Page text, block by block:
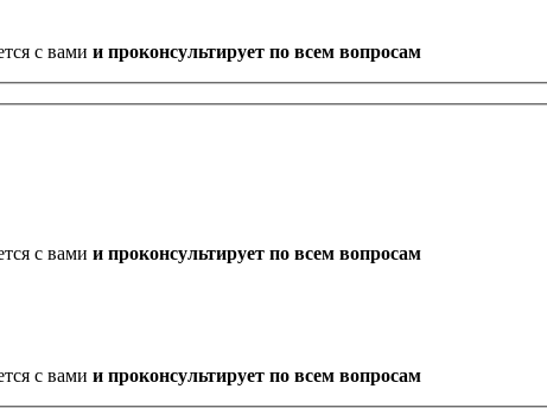
с вами и проконсультирует по всем вопросам
с вами и проконсультирует по всем вопросам
с вами и проконсультирует по всем вопросам